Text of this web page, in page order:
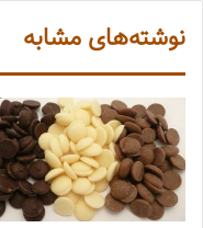
نوشته‌های مشابه